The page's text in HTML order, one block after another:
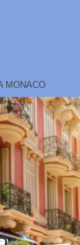
MONACO